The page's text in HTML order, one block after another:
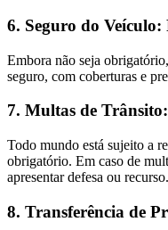
6. Seguro do Veículo:
Embora não seja
seguro, com coberturas e
7. Multas de
Todo mundo está sujeito a
obrigatório. Em caso de
apresentar defesa ou recurso.
8. Transferência de